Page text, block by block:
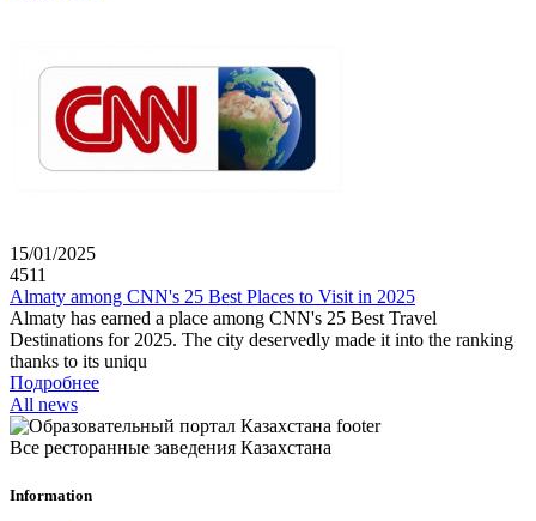
15/01/2025
4511
Almaty among CNN's 25 Best Places to Visit in 2025
Almaty has earned a place among CNN's 25 Best Travel
Destinations for 2025. The city deservedly made it into the ranking
thanks to its uniqu
Подробнее
All news
Все ресторанные заведения Казахстана
Information